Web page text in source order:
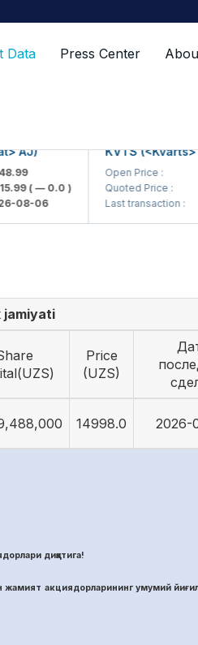
Data Press Center
( — 0.0 )
06
KVTS (<Kvarts> AJ)
Open Price :
Quoted Price :
Last transaction :
jamiyati
Price
(UZS)
14998.0 2026-
диққатига!
жамият акциядорларининг умумий